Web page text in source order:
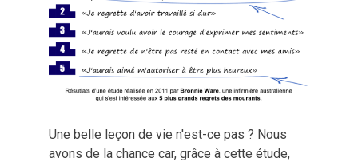
Une belle leçon de vie n'est-ce pas ? Nous
avons de la chance car, grâce à cette étude,